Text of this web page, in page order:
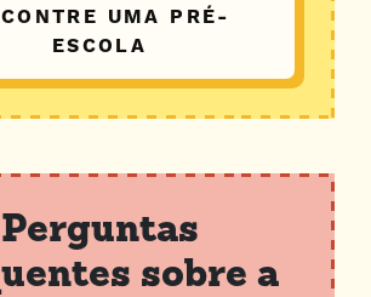
valores de financiamento
UMA PRÉ-
ESCOLA
Perguntas
sobre a